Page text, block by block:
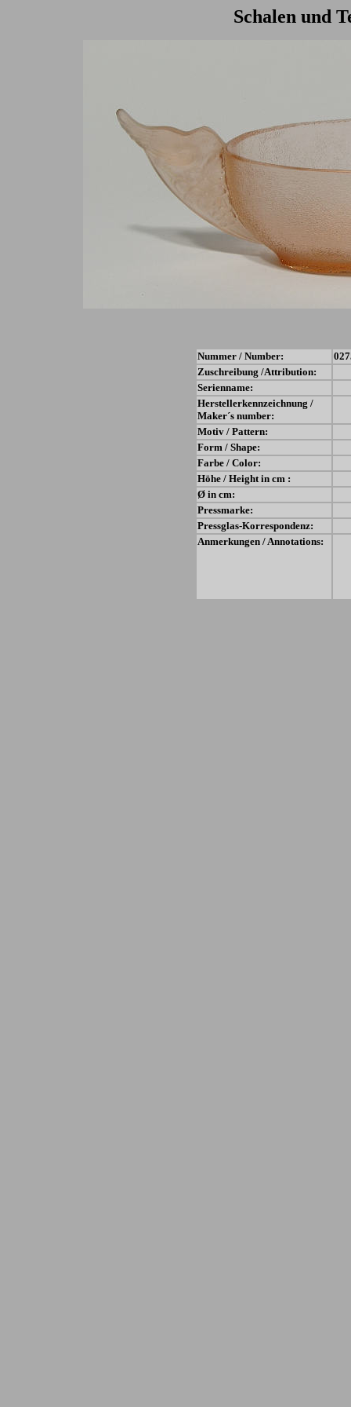
Schalen und
Nummer / Number:
Zuschreibung /Attribution:
Serienname:
Herstellerkennzeichnung /
Maker´s number:
Motiv / Pattern:
Form / Shape:
Farbe / Color:
Höhe / Height in cm :
Ø in cm:
Pressmarke:
Pressglas-Korrespondenz:
Anmerkungen / Annotations: